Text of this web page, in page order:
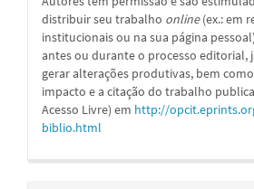
distribuir seu trabalho online(ex.: em
institucionais ou na sua página
antes ou durante o processo editorial,
gerar alterações produtivas, bem
impacto e a citação do trabalho
Acesso Livre) em http://
biblio.html